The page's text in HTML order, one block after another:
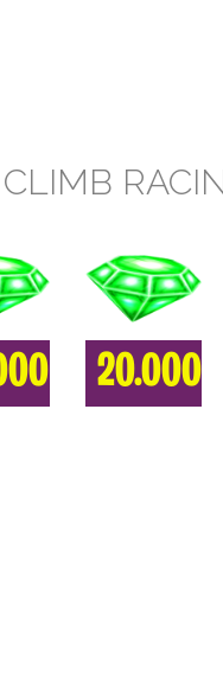
20.000